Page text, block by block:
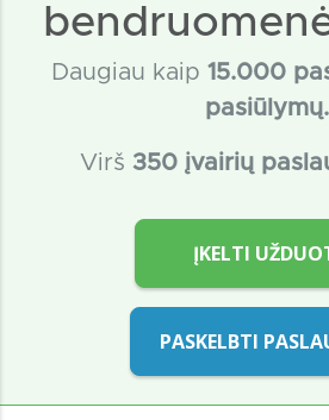
Daugiau kaip 15.000
pasiūlymų.
Virš 350 įvairių
ĮKELTI
PASKELBTI